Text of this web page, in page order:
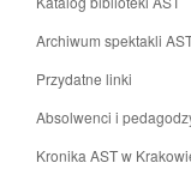
Archiwum spektakli
Przydatne linki
Absolwenci i
Kronika AST w